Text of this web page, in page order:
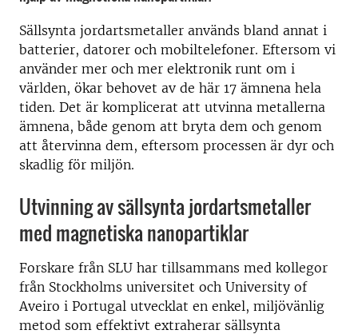
Sällsynta jordartsmetaller används bland annat i
batterier, datorer och mobiltelefoner. Eftersom vi
använder mer och mer elektronik runt om i
världen, ökar behovet av de här 17 ämnena hela
tiden. Det är komplicerat att utvinna metallerna
ämnena, både genom att bryta dem och genom
att återvinna dem, eftersom processen är dyr och
skadlig för miljön.
Utvinning av sällsynta jordartsmetaller
med magnetiska nanopartiklar
Forskare från SLU har tillsammans med kollegor
från Stockholms universitet och University of
Aveiro i Portugal utvecklat en enkel, miljövänlig
metod som effektivt extraherar sällsynta